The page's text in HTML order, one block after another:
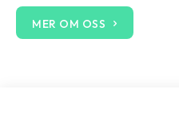
MER OM OSS